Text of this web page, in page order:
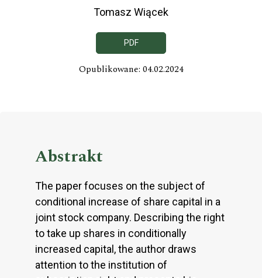
Tomasz Wiącek
PDF
Opublikowane: 04.02.2024
Abstrakt
The paper focuses on the subject of
conditional increase of share capital in a
joint stock company. Describing the right
to take up shares in conditionally
increased capital, the author draws
attention to the institution of